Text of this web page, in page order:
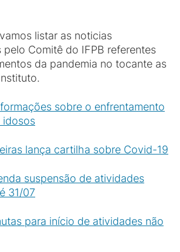
listar as noticias
pelo Comitê do IFPB referentes
da pandemia no tocante as
sobre o enfrentamento
idosos
lança cartilha sobre Covid-19
suspensão de atividades
31/07
para início de atividades não